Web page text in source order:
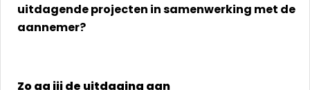
uitdagende projecten in samenwerking met de
aannemer?
Zo ga jij de uitdaging aan